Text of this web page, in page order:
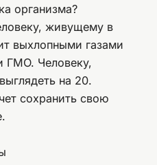
организма?
живущему в
выхлопными газами
ГМО. Человеку,
на 20.
сохранить свою